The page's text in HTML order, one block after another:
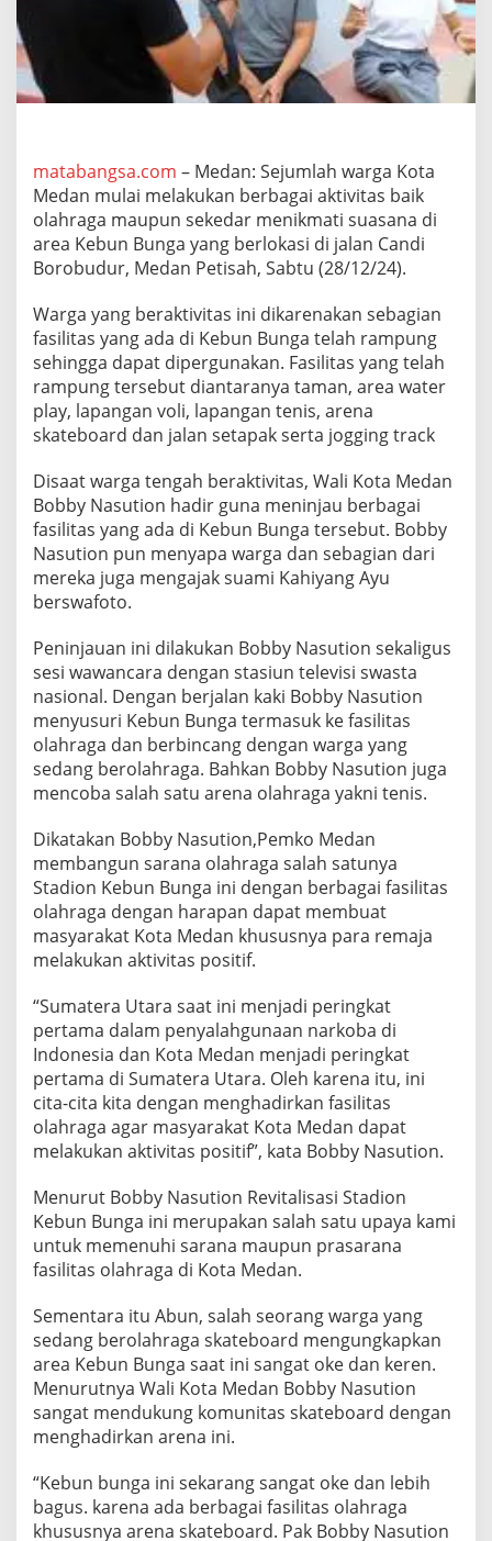
l
a
h
a
m
n
g
,
W
a
r
a
M
e
d
a
n
M
u
a
i
B
r
a
i
i
t
a
s
d
i
K
b
u
n
B
u
n
g
matabangsa.com – Medan: Sejumlah warga Kota
Medan mulai melakukan berbagai aktivitas baik
olahraga maupun sekedar menikmati suasana di
area Kebun Bunga yang berlokasi di jalan Candi
Borobudur, Medan Petisah, Sabtu (28/12/24).
Warga yang beraktivitas ini dikarenakan sebagian
fasilitas yang ada di Kebun Bunga telah rampung
sehingga dapat dipergunakan. Fasilitas yang telah
rampung tersebut diantaranya taman, area water
play, lapangan voli, lapangan tenis, arena
skateboard dan jalan setapak serta jogging track
Disaat warga tengah beraktivitas, Wali Kota Medan
Bobby Nasution hadir guna meninjau berbagai
fasilitas yang ada di Kebun Bunga tersebut. Bobby
Nasution pun menyapa warga dan sebagian dari
mereka juga mengajak suami Kahiyang Ayu
berswafoto.
Peninjauan ini dilakukan Bobby Nasution sekaligus
sesi wawancara dengan stasiun televisi swasta
nasional. Dengan berjalan kaki Bobby Nasution
menyusuri Kebun Bunga termasuk ke fasilitas
olahraga dan berbincang dengan warga yang
sedang berolahraga. Bahkan Bobby Nasution juga
mencoba salah satu arena olahraga yakni tenis.
Dikatakan Bobby Nasution,Pemko Medan
membangun sarana olahraga salah satunya
Stadion Kebun Bunga ini dengan berbagai fasilitas
olahraga dengan harapan dapat membuat
masyarakat Kota Medan khususnya para remaja
melakukan aktivitas positif.
“Sumatera Utara saat ini menjadi peringkat
pertama dalam penyalahgunaan narkoba di
Indonesia dan Kota Medan menjadi peringkat
pertama di Sumatera Utara. Oleh karena itu, ini
cita-cita kita dengan menghadirkan fasilitas
olahraga agar masyarakat Kota Medan dapat
melakukan aktivitas positif”, kata Bobby Nasution.
Menurut Bobby Nasution Revitalisasi Stadion
Kebun Bunga ini merupakan salah satu upaya kami
untuk memenuhi sarana maupun prasarana
fasilitas olahraga di Kota Medan.
Sementara itu Abun, salah seorang warga yang
sedang berolahraga skateboard mengungkapkan
area Kebun Bunga saat ini sangat oke dan keren.
Menurutnya Wali Kota Medan Bobby Nasution
sangat mendukung komunitas skateboard dengan
menghadirkan arena ini.
“Kebun bunga ini sekarang sangat oke dan lebih
bagus. karena ada berbagai fasilitas olahraga
khususnya arena skateboard. Pak Bobby Nasution